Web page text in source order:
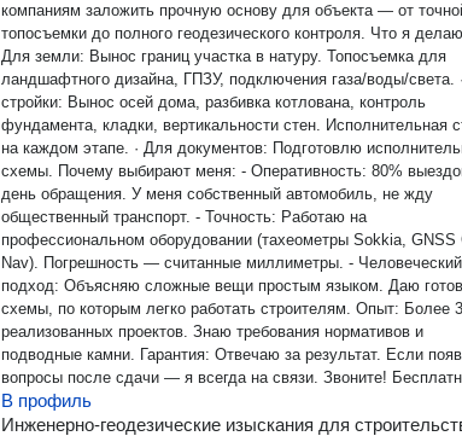
компаниям заложить прочную основу для объекта — от
топосъемки до полного геодезического контроля. Что я делаю: ·
Для земли: Вынос границ участка в натуру. Топосъемка для
ландшафтного дизайна, ГПЗУ, подключения газа/воды/света.
стройки: Вынос осей дома, разбивка котлована, контроль
фундамента, кладки, вертикальности стен. Исполнительная
на каждом этапе. · Для документов: Подготовлю
схемы. Почему выбирают меня: - Оперативность: 80% выездов — в
день обращения. У меня собственный автомобиль, не жду
общественный транспорт. - Точность: Работаю на
профессиональном оборудовании (тахеометры Sokkia, GNSS
Nav). Погрешность — считанные миллиметры. - Человеческий
подход: Объясняю сложные вещи простым языком. Даю
схемы, по которым легко работать строителям. Опыт: Более 300
реализованных проектов. Знаю требования нормативов и
подводные камни. Гарантия: Отвечаю за результат. Если появятся
вопросы после сдачи — я всегда на связи. Звоните! Бесплатно
проконсультирую по вашему объекту и предложу оптимальное
решение.
В профиль
Инженерно-геодезические изыскания для